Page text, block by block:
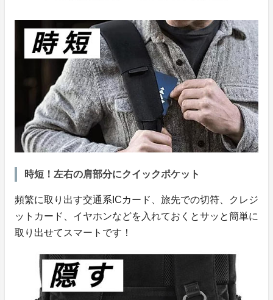
時短！左右の肩部分にクイックポケット
頻繁に取り出す交通系ICカード、旅先での切符、クレジ
ットカード、イヤホンなどを入れておくとサッと簡単に
取り出せてスマートです！